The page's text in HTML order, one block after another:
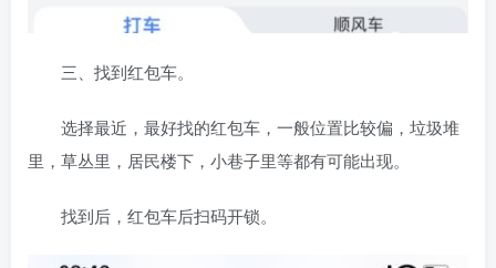
三、找到红包车。
选择最近，最好找的红包车，一般位置比较偏，垃圾堆
里，草丛里，居民楼下，小巷子里等都有可能出现。
找到后，红包车后扫码开锁。